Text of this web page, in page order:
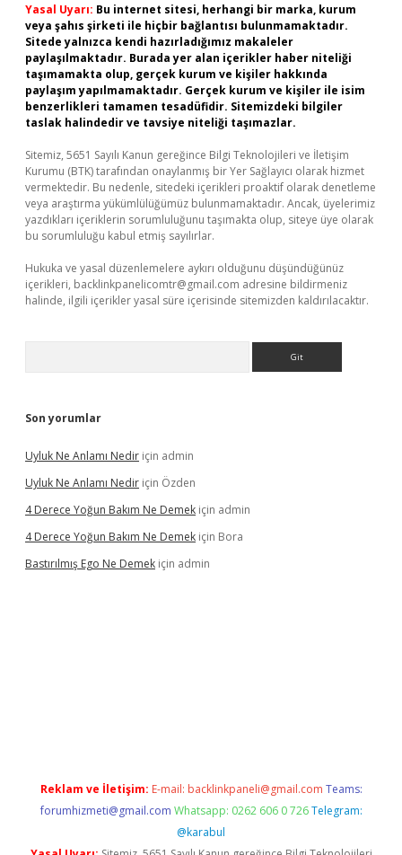
Yasal Uyarı: Bu internet sitesi, herhangi bir marka, kurum
veya şahıs şirketi ile hiçbir bağlantısı bulunmamaktadır.
Sitede yalnızca kendi hazırladığımız makaleler
paylaşılmaktadır. Burada yer alan içerikler haber niteliği
taşımamakta olup, gerçek kurum ve kişiler hakkında
paylaşım yapılmamaktadır. Gerçek kurum ve kişiler ile isim
benzerlikleri tamamen tesadüfidir. Sitemizdeki bilgiler
taslak halindedir ve tavsiye niteliği taşımazlar.
Sitemiz, 5651 Sayılı Kanun gereğince Bilgi Teknolojileri ve İletişim
Kurumu (BTK) tarafından onaylanmış bir Yer Sağlayıcı olarak hizmet
vermektedir. Bu nedenle, sitedeki içerikleri proaktif olarak denetleme
veya araştırma yükümlülüğümüz bulunmamaktadır. Ancak, üyelerimiz
yazdıkları içeriklerin sorumluluğunu taşımakta olup, siteye üye olarak
bu sorumluluğu kabul etmiş sayılırlar.
Hukuka ve yasal düzenlemelere aykırı olduğunu düşündüğünüz
içerikleri, backlinkpanelicomtr@gmail.com adresine bildirmeniz
halinde, ilgili içerikler yasal süre içerisinde sitemizden kaldırılacaktır.
Son yorumlar
Uyluk Ne Anlamı Nedir için admin
Uyluk Ne Anlamı Nedir için Özden
4 Derece Yoğun Bakım Ne Demek için admin
4 Derece Yoğun Bakım Ne Demek için Bora
Bastırılmış Ego Ne Demek için admin
Reklam ve İletişim: E-mail: backlinkpaneli@gmail.com Teams:
forumhizmeti@gmail.com Whatsapp: 0262 606 0 726 Telegram:
@karabul